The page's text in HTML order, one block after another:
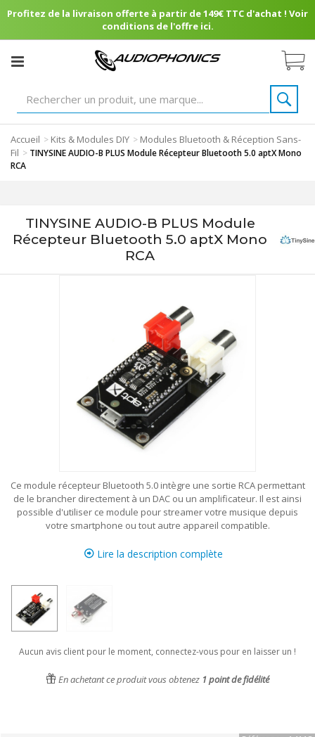
Profitez de la livraison offerte à partir de 149€ TTC d'achat ! Voir
conditions de l'offre ici.
Accueil > Kits & Modules DIY > Modules Bluetooth & Réception Sans-
Fil > TINYSINE AUDIO-B PLUS Module Récepteur Bluetooth 5.0 aptX Mono
RCA
TINYSINE AUDIO-B PLUS Module
Récepteur Bluetooth 5.0 aptX Mono
RCA
Ce module récepteur Bluetooth 5.0 intègre une sortie RCA permettant
de le brancher directement à un DAC ou un amplificateur. Il est ainsi
possible d'utiliser ce module pour streamer votre musique depuis
votre smartphone ou tout autre appareil compatible.
Lire la description complète
Aucun avis client pour le moment, connectez-vous pour en laisser un !
En achetant ce produit vous obtenez 1 point de fidélité